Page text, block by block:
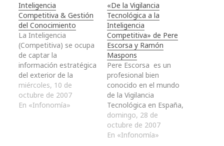
Inteligencia
Competitiva & Gestión
del Conocimiento
La Inteligencia
(Competitiva) se ocupa
de captar la
información estratégica
del exterior de la
empresa, con un
propósito anticipativo.
La Gestión del
miércoles, 10 de
octubre de 2007
En «Infonomía»
«De la Vigilancia
Tecnológica a la
Inteligencia
Competitiva» de Pere
Escorsa y Ramón
Maspons
Pere Escorsa es un
profesional bien
conocido en el mundo
de la Vigilancia
Tecnológica en España,
es consultor y profesor
en la Universitat de
Barcelona, fundador de
domingo, 28 de
octubre de 2007
En «Infonomía»